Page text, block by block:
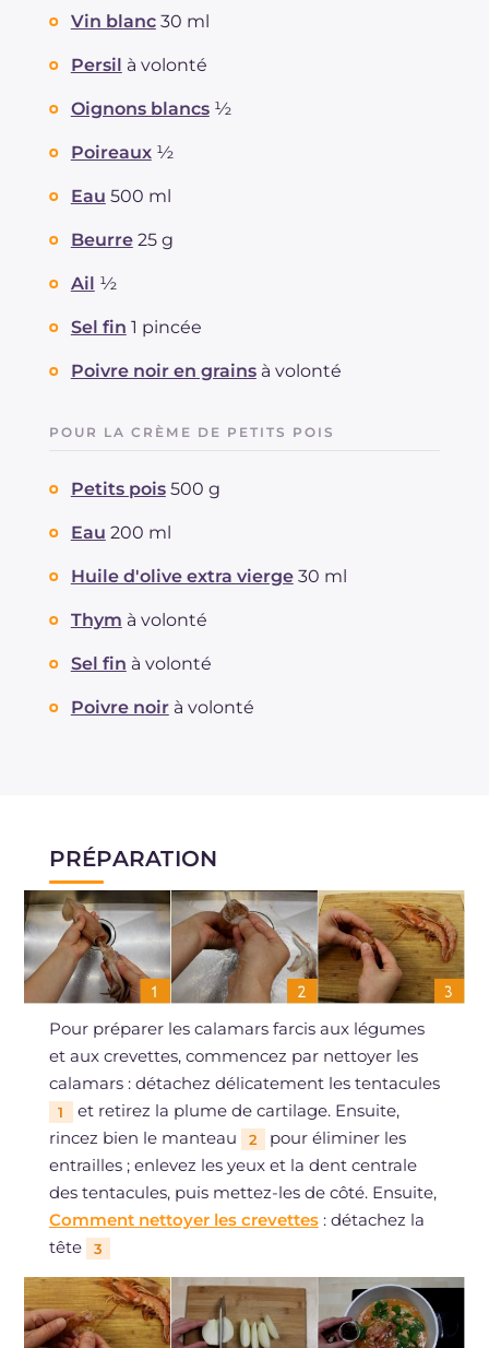
Vin blanc 30 ml
Persil à volonté
Oignons blancs ½
Poireaux ½
Eau 500 ml
Beurre 25 g
Ail ½
Sel fin 1 pincée
Poivre noir en grains à volonté
POUR LA CRÈME DE PETITS POIS
Petits pois 500 g
Eau 200 ml
Huile d'olive extra vierge 30 ml
Thym à volonté
Sel fin à volonté
Poivre noir à volonté
PRÉPARATION
Pour préparer les calamars farcis aux légumes
et aux crevettes, commencez par nettoyer les
calamars : détachez délicatement les tentacules
1
et retirez la plume de cartilage. Ensuite,
rincez bien le manteau
2
pour éliminer les
entrailles ; enlevez les yeux et la dent centrale
des tentacules, puis mettez-les de côté. Ensuite,
Comment nettoyer les crevettes: détachez la
tête
3